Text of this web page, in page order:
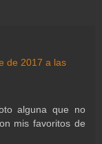
de 2017 a las
alguna que no
mis favoritos de